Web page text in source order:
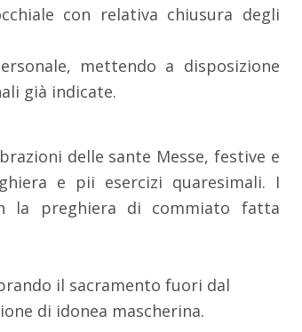
con relativa chiusura degli
mettendo a disposizione
già indicate.
delle sante Messe, festive e
e pii esercizi quaresimali. I
la preghiera di commiato fatta
il sacramento fuori dal
di idonea mascherina.